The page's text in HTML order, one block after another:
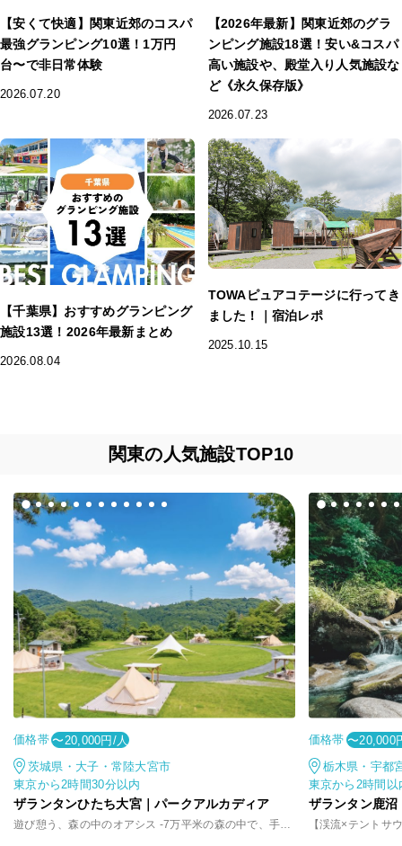
【安くて快適】関東近郊のコスパ
最強グランピング10選！1万円
台〜で非日常体験
2026.07.20
【2026年最新】関東近郊のグラ
ンピング施設18選！安い&コスパ
高い施設や、殿堂入り人気施設な
ど《永久保存版》
2026.07.23
【千葉県】おすすめグランピング
施設13選！2026年最新まとめ
2026.08.04
TOWAピュアコテージに行ってき
ました！｜宿泊レポ
2025.10.15
関東の人気施設TOP10
価格帯 〜20,000円/人
茨城県・大子・常陸大宮市
東京から2時間30分以内
ザランタンひたち大宮｜パークアルカディア
遊び憩う、森の中のオアシス -7万平米の森の中で、手軽に味わうアウトドア体験
価格帯 〜20,000
栃木県・宇都
東京から2時間以
ザランタン鹿沼